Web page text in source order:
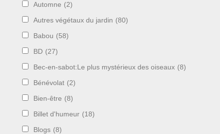
Automne (2)
Autres végétaux du jardin (80)
Babou (58)
BD (27)
Bec-en-sabot:Le plus mystérieux des oiseaux (8)
Bénévolat (2)
Bien-être (8)
Billet d'humeur (18)
Blogs (8)